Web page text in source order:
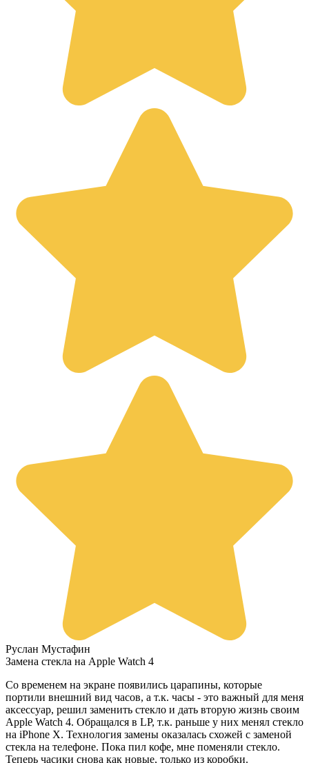
Руслан Мустафин
Замена стекла на Apple Watch 4
Со временем на экране появились царапины, которые
портили внешний вид часов, а т.к. часы - это важный для меня
аксессуар, решил заменить стекло и дать вторую жизнь своим
Apple Watch 4. Обращался в LP, т.к. раньше у них менял стекло
на iPhone X. Технология замены оказалась схожей с заменой
стекла на телефоне. Пока пил кофе, мне поменяли стекло.
Теперь часики снова как новые, только из коробки.